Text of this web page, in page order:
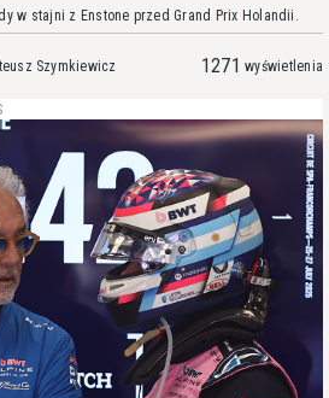
w stajni z Enstone przed Grand Prix Holandii.
Szymkiewicz 1271 wyświetlenia